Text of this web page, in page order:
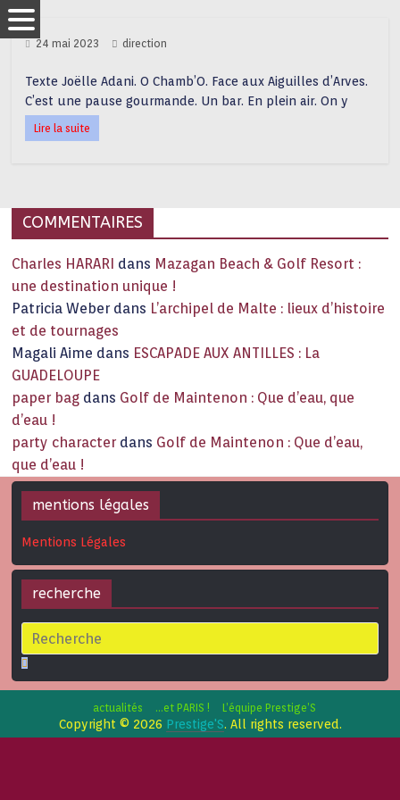
24 mai 2023 direction
Texte Joëlle Adani. O Chamb’O. Face aux Aiguilles d’Arves.
C’est une pause gourmande. Un bar. En plein air. On y
Lire la suite
COMMENTAIRES
Charles HARARI dans Mazagan Beach & Golf Resort :
une destination unique !
Patricia Weber dans L’archipel de Malte : lieux d’histoire
et de tournages
Magali Aime dans ESCAPADE AUX ANTILLES : La
GUADELOUPE
paper bag dans Golf de Maintenon : Que d’eau, que
d’eau !
party character dans Golf de Maintenon : Que d’eau,
que d’eau !
mentions légales
Mentions Légales
recherche
actualités …et PARIS ! L’équipe Prestige’S
Copyright © 2026 Prestige'S. All rights reserved.